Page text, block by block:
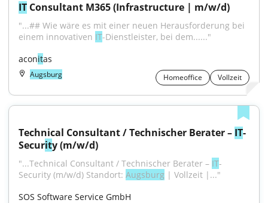
IT Consultant M365 (Infrastructure | m/w/d)
"...## Wie wäre es mit einer neuen Herausforderung bei
einem innovativen IT-Dienstleister, bei dem......"
aconitas
Augsburg Homeoffice Vollzeit
Technical Consultant / Technischer Berater – IT-
Security (m/w/d)
"...Technical Consultant / Technischer Berater – IT-
Security (m/w/d) Standort: Augsburg | Vollzeit |..."
SOS Software Service GmbH